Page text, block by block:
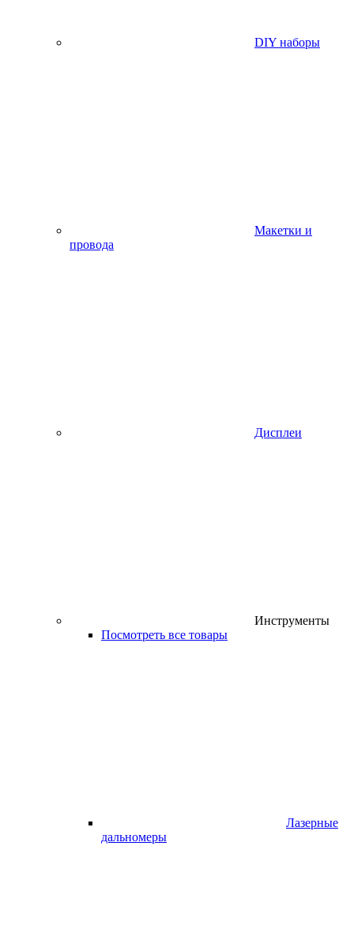
DIY наборы
Макетки и
провода
Дисплеи
Инструменты
Посмотреть все товары
Лазерные
дальномеры